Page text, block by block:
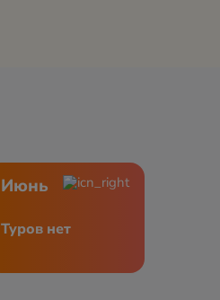
Июнь
Туров нет